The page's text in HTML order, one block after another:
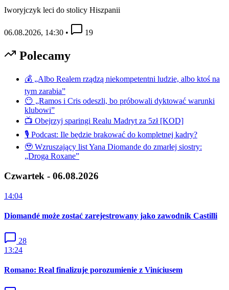
Iworyjczyk leci do stolicy Hiszpanii
06.08.2026, 14:30 • 19
Polecamy
💰 „Albo Realem rządzą niekompetentni ludzie, albo ktoś na
tym zarabia”
😶 „Ramos i Cris odeszli, bo próbowali dyktować warunki
klubowi”
📺 Obejrzyj sparingi Realu Madryt za 5zł [KOD]
🎙️ Podcast: Ile będzie brakować do kompletnej kadry?
🥹 Wzruszający list Yana Diomande do zmarłej siostry:
„Droga Roxane”
Czwartek - 06.08.2026
14:04
Diomandé może zostać zarejestrowany jako zawodnik Castilli
28
13:24
Romano: Real finalizuje porozumienie z Viníciusem